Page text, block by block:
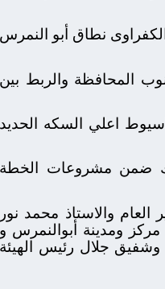
نطاق أبو النمرس
المحافظة والربط بين
اعلي السكه الحديد
ضمن مشروعات الخطة
والاستاذ محمد نور
ومدينة أبوالنمرس و
وشفيق جلال رئيس الهيئة